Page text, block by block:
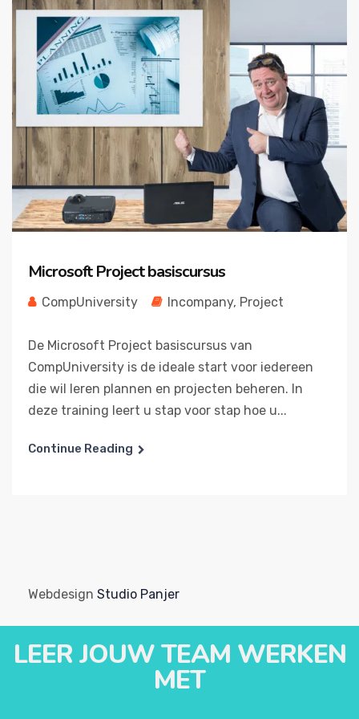
Microsoft Project basiscursus
CompUniversity Incompany, Project
De Microsoft Project basiscursus van
CompUniversity is de ideale start voor iedereen
die wil leren plannen en projecten beheren. In
deze training leert u stap voor stap hoe u...
Continue Reading
Webdesign Studio Panjer
LEER JOUW TEAM WERKEN
MET